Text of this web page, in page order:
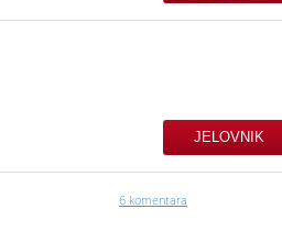
JELOVNIK
6 komentara